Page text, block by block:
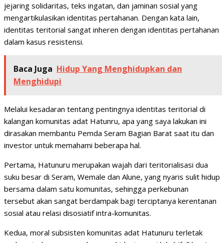
jejaring solidaritas, teks ingatan, dan jaminan sosial yang
mengartikulasikan identitas pertahanan. Dengan kata lain,
identitas teritorial sangat inheren dengan identitas pertahanan
dalam kasus resistensi.
Baca Juga Hidup Yang Menghidupkan dan
Menghidupi
Melalui kesadaran tentang pentingnya identitas teritorial di
kalangan komunitas adat Hatunru, apa yang saya lakukan ini
dirasakan membantu Pemda Seram Bagian Barat saat itu dan
investor untuk memahami beberapa hal.
Pertama, Hatunuru merupakan wajah dari teritorialisasi dua
suku besar di Seram, Wemale dan Alune, yang nyaris sulit hidup
bersama dalam satu komunitas, sehingga perkebunan
tersebut akan sangat berdampak bagi terciptanya kerentanan
sosial atau relasi disosiatif intra-komunitas.
Kedua, moral subsisten komunitas adat Hatunuru terletak